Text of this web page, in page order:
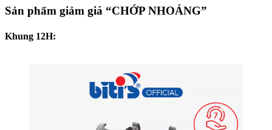
Sản phẩm giảm giá “CHỚP NHOÁNG”
Khung 12H: